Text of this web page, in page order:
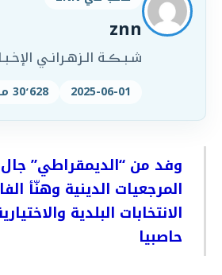
znn
شـبـڪـة الـزهـرانـي
2025-06-01 30٬628 مقالات
وفد من “الديمقراطي”
المرجعيات الدينية وهنّأ
الانتخابات البلدية
حاصبيا